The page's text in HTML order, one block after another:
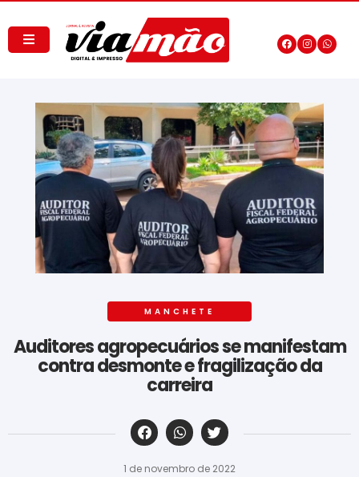
MANCHETE
Auditores agropecuários se manifestam
contra desmonte e fragilização da
carreira
‎ ‎ ‎ ‎ ‎ ‎ ‎ ‎ ‎ ‎ ‎ ‎ ‎ ‎ ‎ ‎ ‎ ‎ ‎ ‎ ‎ ‎ ‎ ‎ ‎ ‎ ‎ ‎ ‎ ‎ ‎
1 de novembro de 2022